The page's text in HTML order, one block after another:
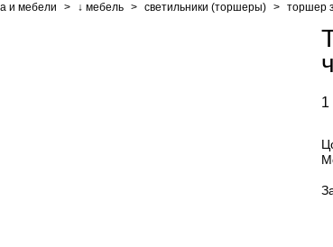
и мебели > ↓ мебель > светильники (торшеры) > торшер
1